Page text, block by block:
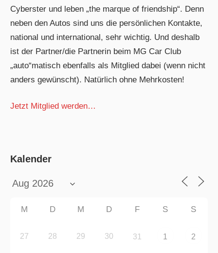
Cyberster und leben „the marque of friendship“. Denn
neben den Autos sind uns die persönlichen Kontakte,
national und international, sehr wichtig. Und deshalb
ist der Partner/die Partnerin beim MG Car Club
„auto“matisch ebenfalls als Mitglied dabei (wenn nicht
anders gewünscht). Natürlich ohne Mehrkosten!
Jetzt Mitglied werden…
Kalender
M D M D F S S
27 28 29 30 31 1 2